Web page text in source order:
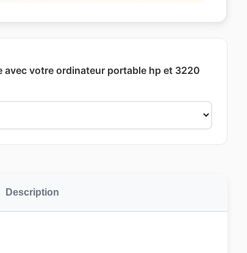
avec votre ordinateur portable hp et 3220
Description